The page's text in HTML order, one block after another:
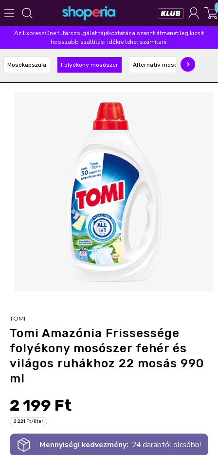
Népszerű kategóriák
Szépségápolás Élelmiszer Mosás Mosogatás
Takarítás Baba-mama Háztartás
Violeta Coccolino
lenor finish
Az ExpressOne futárszolgálat tájékoztatása szerint átmenetileg kicsit
hosszabb szállítási időkre lehet számítani.
Mosókapszula Folyékony mosószer Alternatív mosószer
TOMI
Tomi Amazónia Frissessége
folyékony mosószer fehér és
világos ruhákhoz 22 mosás 990
ml
2 199 Ft
2 221 Ft/liter
Mennyiségi kedvezmény: 24 darabtól olcsóbb!